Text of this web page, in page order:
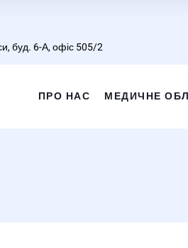
буд. 6-А, офіс 505/2
ПРО НАС МЕДИЧНЕ